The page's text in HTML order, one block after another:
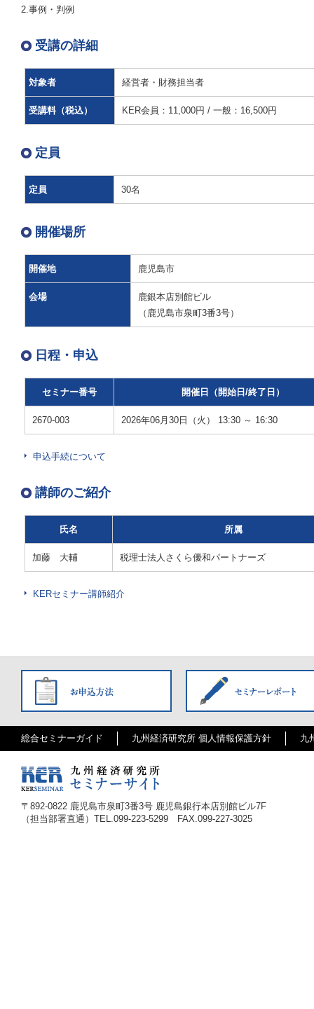
2.事例・判例
受講の詳細
対象者 経営者・財務担当者
受講料（税込） KER会員：11,000円 / 一般：16,500円
定員
定員 30名
開催場所
開催地 鹿児島市
会場
鹿銀本店別館ビル
（鹿児島市泉町3番3号）
日程・申込
セミナー番号 開催日（開始日/終了日）
2670-003 2026年06月30日（火） 13:30 ～ 16:30
申込手続について
講師のご紹介
氏名 所属
加藤 大輔 税理士法人さくら優和パートナーズ
KERセミナー講師紹介
総合セミナーガイド 九州経済研究所 個人情報保護方針 九
〒 892-0822 鹿児島市泉町3番3号 鹿児島銀行本店別館ビル7F
（担当部署直通）TEL. 099-223-5299 FAX.099-227-3025